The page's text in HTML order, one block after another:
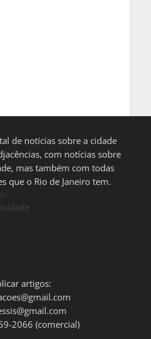
de notícias sobre a cidade
com notícias sobre
mas também com todas
que o Rio de Janeiro tem.
artigos:
2066 (comercial)